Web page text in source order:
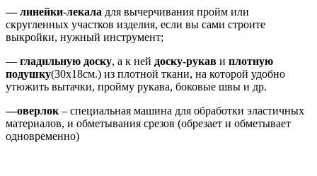
— линейки-лекала для вычерчивания пройм или
скругленных участков изделия, если вы сами строите
выкройки, нужный инструмент;
— гладильную доску, а к ней доску-рукав и плотную
подушку(30х18см.) из плотной ткани, на которой удобно
утюжить вытачки, пройму рукава, боковые швы и др.
—оверлок – специальная машина для обработки эластичных
материалов, и обметывания срезов (обрезает и обметывает
одновременно)